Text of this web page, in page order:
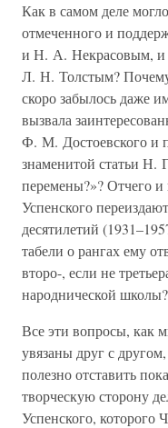
Как в самом деле
отмеченного и
и Н. А. Некрасовым,
Л. Н. Толстым?
скоро забылось даже
вызвала
Ф. М. Достоевского и
знаменитой статьи Н.
перемены?»? Отчего и
Успенского
десятилетий
табели о рангах ему
второ-, если не
народнической школы?
Все эти вопросы, как
увязаны друг с
полезно отставить
творческую сторону
Успенского, которого